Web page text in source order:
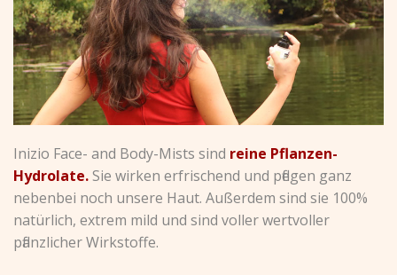
Inizio Face- and Body-Mists sind reine Pflanzen-
Hydrolate.Sie wirken erfrischend und pflegen ganz
nebenbei noch unsere Haut. Außerdem sind sie 100%
natürlich, extrem mild und sind voller wertvoller
pflanzlicher Wirkstoffe.